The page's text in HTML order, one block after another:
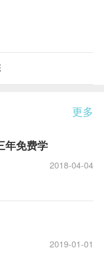
更多
年免费学
2018-04-04
2019-01-01